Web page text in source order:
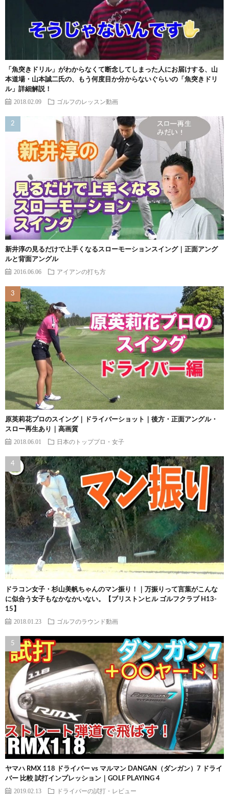
「魚突きドリル」がわからなくて断念してしまった人にお届けする、山
本道場・山本誠二氏の、もう何度目か分からないぐらいの「魚突きドリ
ル」詳細解説！
2018.02.09 ゴルフのレッスン動画
新井淳の見るだけで上手くなるスローモーションスイング｜正面アング
ルと背面アングル
2016.06.06 アイアンの打ち方
原英莉花プロのスイング｜ドライバーショット｜後方・正面アングル・
スロー再生あり｜高画質
2018.06.01 日本のトッププロ・女子
ドラコン女子・杉山美帆ちゃんのマン振り！｜万振りって言葉がこんな
に似合う女子もなかなかいない。【ブリストンヒル ゴルフクラブ H13-
15】
2018.01.23 ゴルフのラウンド動画
ヤマハ RMX 118 ドライバー vs マルマン DANGAN（ダンガン）7 ドライ
バー 比較 試打インプレッション｜GOLF PLAYING 4
2019.02.13 ドライバーの試打・レビュー